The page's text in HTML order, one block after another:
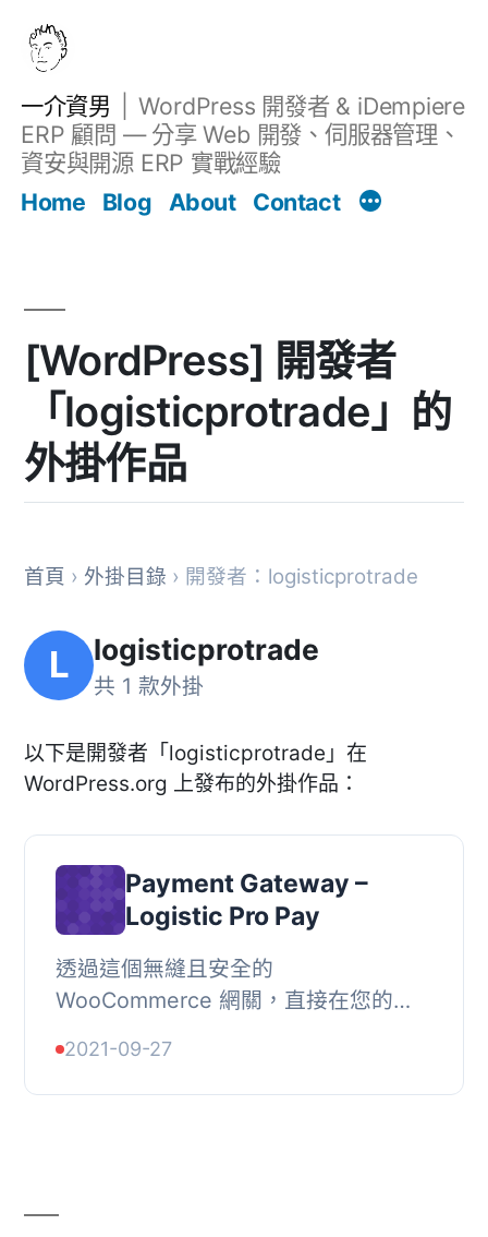
一介資男
WordPress 開發者 & iDempiere
ERP 顧問 — 分享 Web 開發、伺服器管理、
資安與開源 ERP 實戰經驗
Home
Blog About Contact
[WordPress] 開發者
「logisticprotrade」的
外掛作品
首頁 › 外掛目錄 › 開發者：logisticprotrade
L logisticprotrade
共 1 款外掛
以下是開發者「logisticprotrade」在
WordPress.org 上發布的外掛作品：
Payment Gateway –
Logistic Pro Pay
透過這個無縫且安全的
WooCommerce 網關，直接在您的
加密貨幣。
2021-09-27
文章